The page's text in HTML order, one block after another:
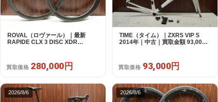
ROVAL（ロヴァール）｜最新
RAPIDE CLX 3 DISC XDR
買取価格 280,000円
TIME（タイム）｜ZXRS VIP S
2014年｜中古｜買取金額 93,000
買取価格 93,000円
2026/8/6 2026/8/6